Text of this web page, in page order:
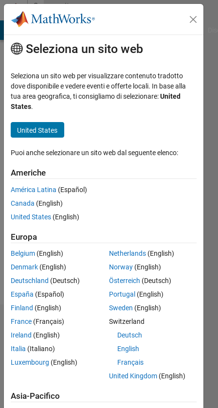
Vai al contenutoCommunity
Profile
Aniruddha
Healthcare
Clinical
Systems
Attivo
Followers:
Messaggio
Dashboard
Statistica
M…
Seleziona un sito web
Seleziona un sito web per visualizzare contenuto tradotto
dove disponibile e vedere eventi e offerte locali. In base alla
tua area geografica, ti consigliamo di selezionare:United
States.
United States
Puoi anche selezionare un sito web dal seguente elenco:
Americhe
América Latina (Español)
Canada (English)
United States (English)
Europa
Belgium (English)
Denmark (English)
Deutschland (Deutsch)
España (Español)
Finland (English)
France (Français)
Ireland (English)
Italia (Italiano)
Luxembourg (English)
Netherlands(English)
Norway(English)
Österreich (Deutsch)
Portugal (English)
Sweden (English)
Switzerland
Deutsch
English
Français
United Kingdom(English)
Asia-Pacifico